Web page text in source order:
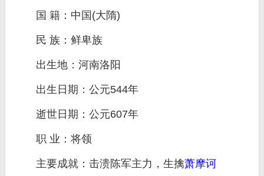
国 籍：中国(大隋)
民 族：鲜卑族
出生地：河南洛阳
出生日期：公元544年
逝世日期：公元607年
职 业：将领
主要成就：击溃陈军主力，生擒萧摩诃